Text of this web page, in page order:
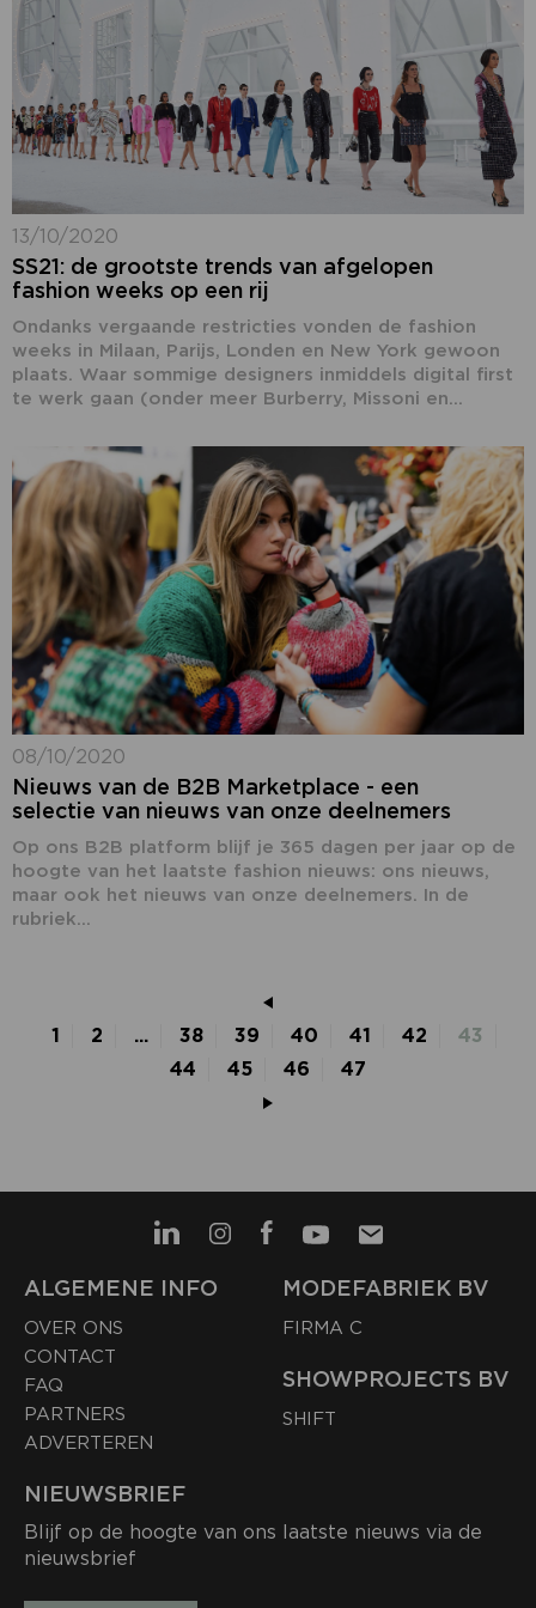
13/10/2020
SS21: de grootste trends van afgelopen
fashion weeks op een rij
Ondanks vergaande restricties vonden de fashion
weeks in Milaan, Parijs, Londen en New York gewoon
plaats. Waar sommige designers inmiddels digital first
te werk gaan (onder meer Burberry, Missoni en...
08/10/2020
Nieuws van de B2B Marketplace - een
selectie van nieuws van onze deelnemers
Op ons B2B platform blijf je 365 dagen per jaar op de
hoogte van het laatste fashion nieuws: ons nieuws,
maar ook het nieuws van onze deelnemers. In de
rubriek...
1 2 ... 38 39 40 41 42
43
44
45 46 47
ALGEMENE INFO
OVER ONS
CONTACT
FAQ
PARTNERS
ADVERTEREN
MODEFABRIEK BV
FIRMA C
SHOWPROJECTS BV
SHIFT
NIEUWSBRIEF
Blijf op de hoogte van ons laatste nieuws via de
nieuwsbrief